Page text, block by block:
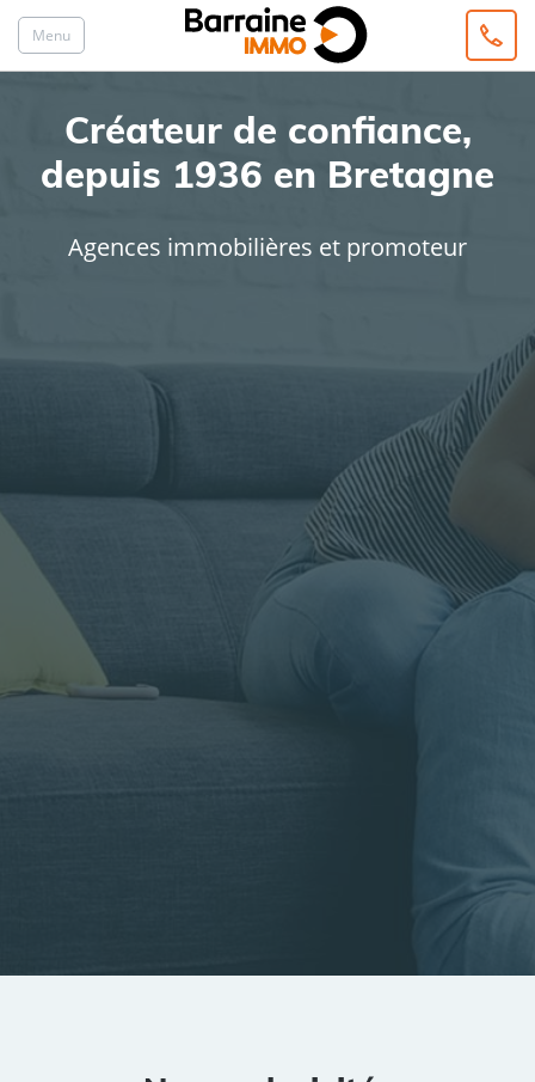
Menu
Créateur de confiance,
depuis 1936 en Bretagne
Agences immobilières et promoteur
Rayon